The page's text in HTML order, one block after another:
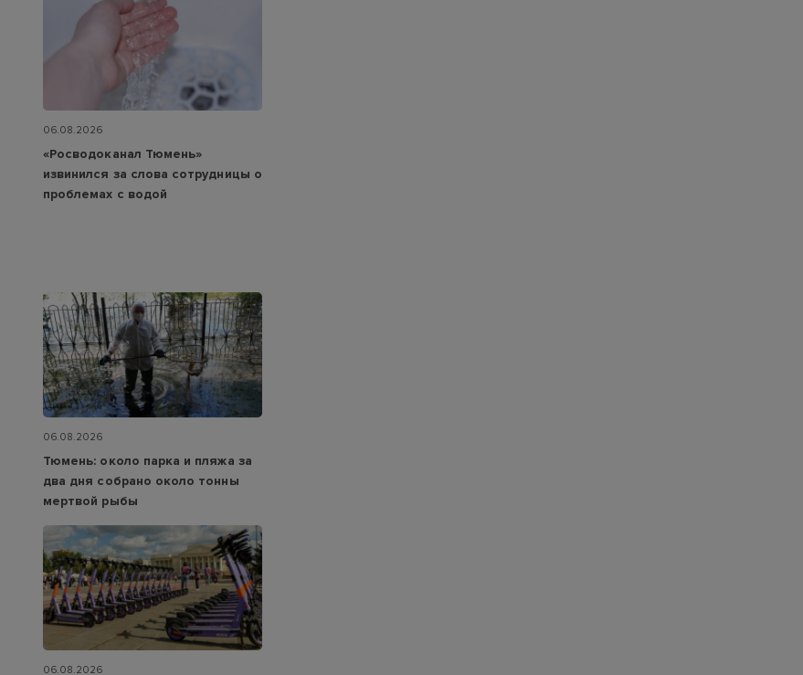
06.08.2026
«Росводоканал Тюмень»
извинился за слова сотрудницы о
проблемах с водой
06.08.2026
Тюмень: около парка и пляжа за
два дня собрано около тонны
мертвой рыбы
06.08.2026